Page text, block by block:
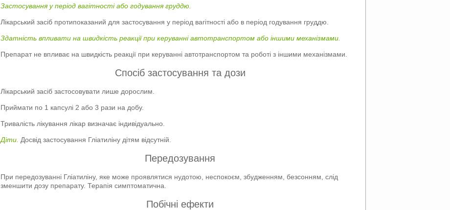
Застосування у період вагітності або годування груддю.
Лікарський засіб протипоказаний для застосування у період вагітності або в період годування груддю.
Здатність впливати на швидкість реакції при керуванні автотранспортом або іншими механізмами.
Препарат не впливає на швидкість реакції при керуванні автотранспортом та роботі з іншими механізмами.
Спосіб застосування та дози
Лікарський засіб застосовувати лише дорослим.
Приймати по 1 капсулі 2 або 3 рази на добу.
Тривалість лікування лікар визначає індивідуально.
Діти. Досвід застосування Гліатиліну дітям відсутній.
Передозування
При передозуванні Гліатиліну, яке може проявлятися нудотою, неспокоєм, збудженням, безсонням, слід
зменшити дозу препарату. Терапія симптоматична.
Побічні ефекти